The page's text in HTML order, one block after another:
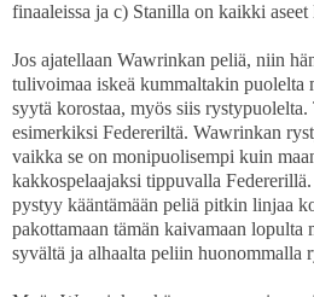
finaaleissa ja c) Stanilla on kaikki
Jos ajatellaan Wawrinkan peliä, niin
tulivoimaa iskeä kummaltakin puolelta
syytä korostaa, myös siis
esimerkiksi Federeriltä. Wawrinkan
vaikka se on monipuolisempi kuin
kakkospelaajaksi tippuvalla
pystyy kääntämään peliä pitkin linjaa
pakottamaan tämän kaivamaan lopulta
syvältä ja alhaalta peliin huonommalla